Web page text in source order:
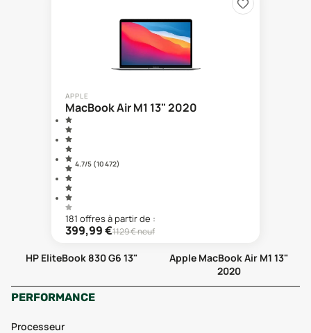
APPLE
MacBook Air M1 13" 2020
4.7/5 (10 472)
181 offresà partir de :
399,99€1129€ neuf
HP EliteBook 830 G6 13"
Apple MacBook Air M1 13"
2020
PERFORMANCE
Processeur